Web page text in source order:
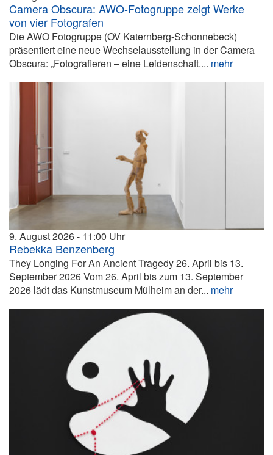
Camera Obscura: AWO-Fotogruppe zeigt Werke
von vier Fotografen
Die AWO Fotogruppe (OV Katernberg-Schonnebeck)
präsentiert eine neue Wechselausstellung in der Camera
Obscura: „Fotografieren – eine Leidenschaft.... mehr
9. August 2026 11:00
Rebekka Benzenberg
They Longing For An Ancient Tragedy 26. April bis 13.
September 2026 Vom 26. April bis zum 13. September
2026 lädt das Kunstmuseum Mülheim an der... mehr